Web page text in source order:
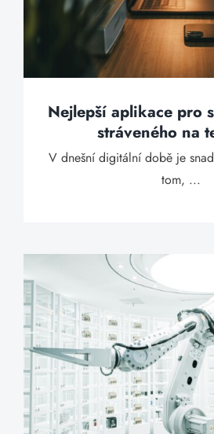
Nejlepší aplikace pro
stráveného na
V dnešní digitální době je
tom, ...